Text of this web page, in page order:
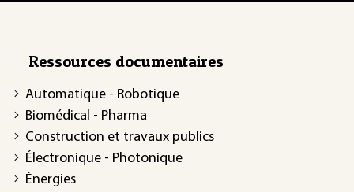
Ressources documentaires
Automatique - Robotique
Biomédical - Pharma
Construction et travaux publics
Électronique - Photonique
Énergies